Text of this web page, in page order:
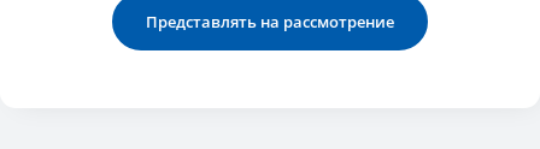
Представлять на рассмотрение